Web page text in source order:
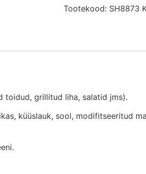
Tootekood: SH8873
toidud, grillitud liha, salatid jms).
küüslauk, sool, modifitseeritud